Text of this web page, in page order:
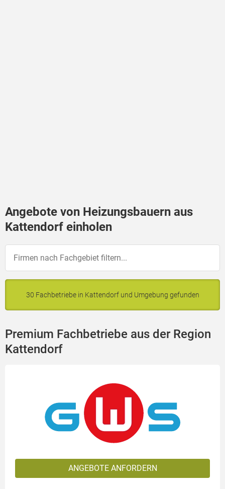
Angebote von Heizungsbauern aus
Kattendorf einholen
30 Fachbetriebe in Kattendorf und Umgebung gefunden
Premium Fachbetriebe aus der Region
Kattendorf
ANGEBOTE ANFORDERN